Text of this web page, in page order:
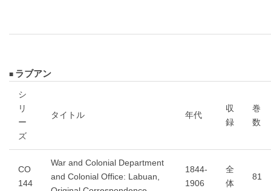
ラブアン
シ
リ
ー
ズ
タイトル 年代
収
録
巻
数
CO
144
War and Colonial Department
and Colonial Office: Labuan,
1844-
1906
全
体
81